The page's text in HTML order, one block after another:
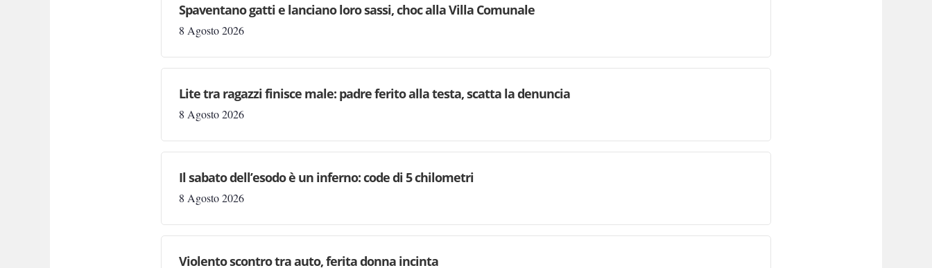
Spaventano gatti e lanciano loro sassi, choc alla Villa Comunale
8 Agosto 2026
Lite tra ragazzi finisce male: padre ferito alla testa, scatta la denuncia
8 Agosto 2026
Il sabato dell’esodo è un inferno: code di 5 chilometri
8 Agosto 2026
Violento scontro tra auto, ferita donna incinta